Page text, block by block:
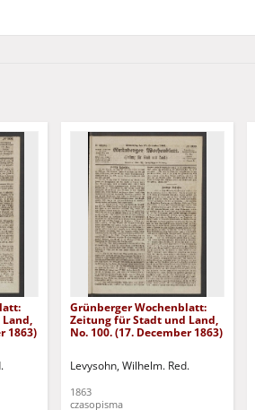
1863)
Grünberger Wochenblatt:
Zeitung für Stadt und Land,
No. 100. (17. December 1863)
Levysohn, Wilhelm. Red.
1863
czasopisma